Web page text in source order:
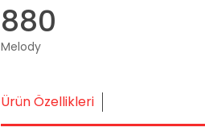
880
Melody
Ürün Özellikleri